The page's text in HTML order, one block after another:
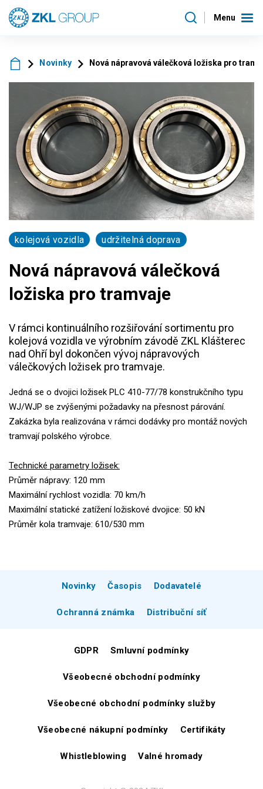
Menu
Novinky Nová nápravová válečková ložiska pro
kolejová vozidla udržitelná doprava
Nová nápravová válečková
ložiska pro tramvaje
V rámci kontinuálního rozšiřování sortimentu pro
kolejová vozidla ve výrobním závodě ZKL Klášterec
nad Ohří byl dokončen vývoj nápravových
válečkových ložisek pro tramvaje.
Jedná se o dvojici ložisek PLC 410-77/78 konstrukčního typu
WJ/WJP se zvýšenými požadavky na přesnost párování.
Zakázka byla realizována v rámci dodávky pro montáž nových
tramvají polského výrobce.
Technické parametry ložisek:
Průměr nápravy: 120 mm
Maximální rychlost vozidla: 70 km/h
Maximální statické zatížení ložiskové dvojice: 50 kN
Průměr kola tramvaje: 610/530 mm
Novinky Časopis Dodavatelé
Ochranná známka Distribuční síť
GDPR Smluvní podmínky
Všeobecné obchodní podmínky
Všeobecné obchodní podmínky služby
Všeobecné nákupní podmínky Certifikáty
Whistleblowing Valné hromady